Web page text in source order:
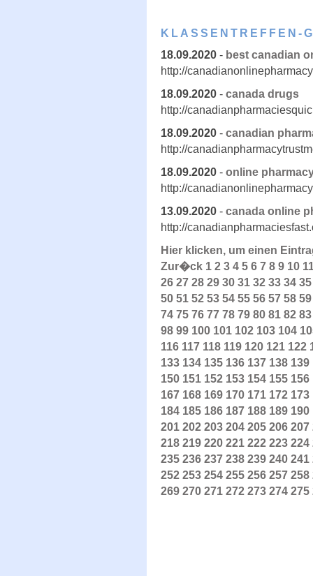
KLASSENTREFFEN-
18.09.2020 - best canadian
http://
18.09.2020 - canada drugs
http://
18.09.2020 - canadian
http://
18.09.2020 - online
http://
13.09.2020 - canada online
http://
Hier klicken, um einen
Zur�ck 1 2 3 4 5 6 7 8 9 10
26 27 28 29 30 31 32 33 34 35
50 51 52 53 54 55 56 57 58 59
74 75 76 77 78 79 80 81 82 83
98 99 100 101 102 103 104
116 117 118 119 120 121 122
133 134 135 136 137 138 139
150 151 152 153 154 155 156
167 168 169 170 171 172 173
184 185 186 187 188 189 190
201 202 203 204 205 206 207
218 219 220 221 222 223 224
235 236 237 238 239 240 241
252 253 254 255 256 257 258
269 270 271 272 273 274 275